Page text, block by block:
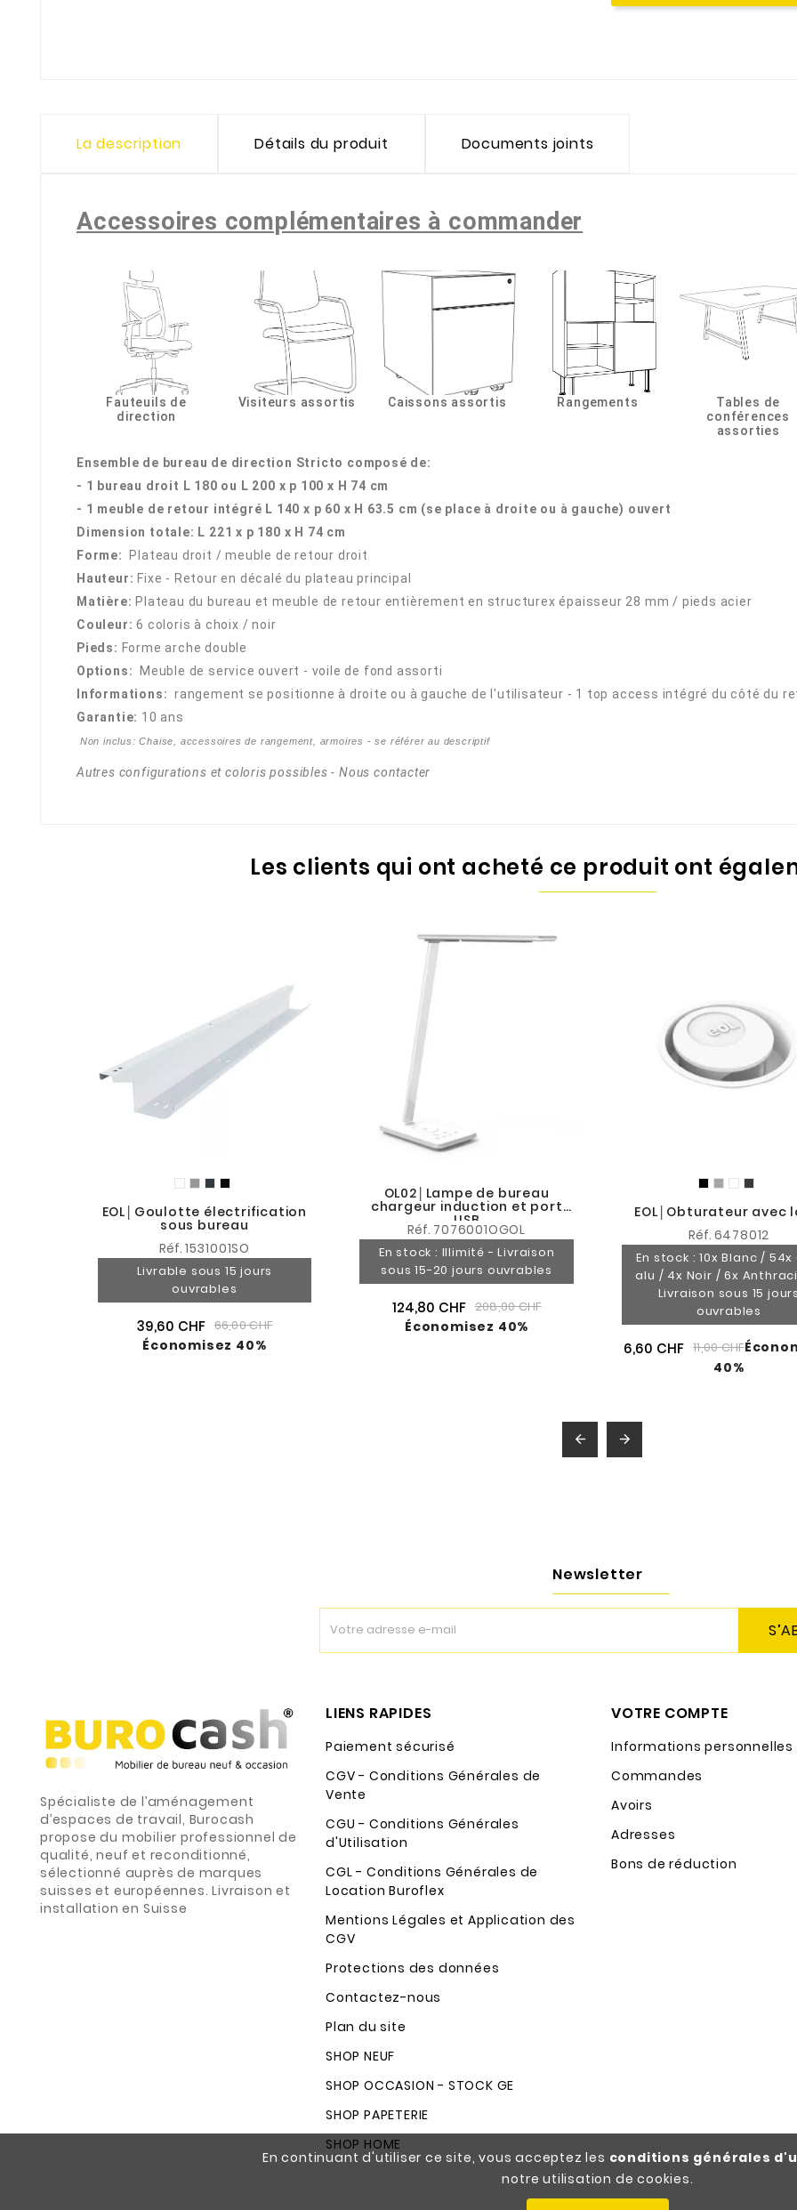
En continuant d'utiliser ce site, vous acceptez les conditions générales
notre utilisation de cookies.
La description Détails du produit Documents joints
Accessoires complémentaires à commander
Fauteuils de
direction
Visiteurs assortis Caissons assortis Rangements
Tables de
conférences
assorties
Ensemble de bureau de direction Stricto composé de:
- 1 bureau droit L 180 ou L 200 x p 100 x H 74 cm
- 1 meuble de retour intégré L 140 x p 60 x H 63.5 cm (se place à droite ou à gauche) ouvert
Dimension totale: L 221 x p 180 x H 74 cm
Forme:
Plateau droit / meuble de retour droit
Hauteur: Fixe - Retour en décalé du plateau principal
Matière: Plateau du bureau et meuble de retour entièrement en structurex épaisseur 28 mm / pieds acier
Couleur: 6 coloris à choix / noir
Pieds: Forme arche double
Options: Meuble de service ouvert - voile de fond assorti
Informations: rangement se positionne à droite ou à gauche de l'utilisateur - 1 top access intégré du côté du
Garantie: 10 ans
Non inclus:Chaise, accessoires de rangement, armoires - se référer au descriptif
Autres configurations et coloris possibles - Nous contacter
Les clients qui ont acheté ce produit ont
EOL│Goulotte électrification
sous bureau
Réf. 1531001SO
Livrable sous 15 jours
ouvrables
39,60 CHF 66,00 CHF
Économisez 40%
OL02│Lampe de bureau
chargeur induction et port
USB
Réf. 7076001OGOL
En stock : Illimité - Livraison
sous 15-20 jours ouvrables
124,80 CHF 208,00 CHF
Économisez 40%
EOL│Obturateur avec
Réf. 6478012
En stock : 10x Blanc / 54x
alu / 4x Noir / 6x
Livraison sous 15
ouvrables
6,60 CHF 11,00 CHF
40%
 
Newsletter
Spécialiste de l’aménagement
d’espaces de travail, Burocash
propose du mobilier professionnel de
qualité, neuf et reconditionné,
sélectionné auprès de marques
suisses et européennes. Livraison et
installation en Suisse
LIENS RAPIDES
Paiement sécurisé
CGV - Conditions Générales de
Vente
CGU - Conditions Générales
d'Utilisation
CGL - Conditions Générales de
Location Buroflex
Mentions Légales et Application des
CGV
Protections des données
Contactez-nous
Plan du site
SHOP NEUF
SHOP OCCASION - STOCK GE
SHOP PAPETERIE
SHOP HOME
VOTRE COMPTE
Informations personnelles
Commandes
Avoirs
Adresses
Bons de réduction